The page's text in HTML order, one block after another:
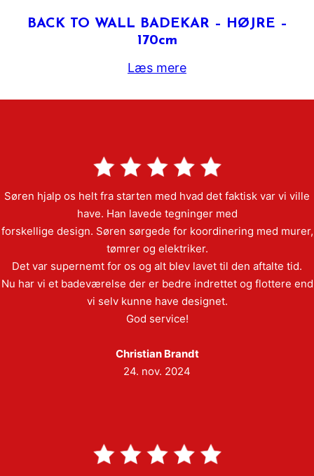
BACK TO WALL BADEKAR – HØJRE –
170cm
Læs mere
Søren hjalp os helt fra starten med hvad det faktisk var vi ville
have. Han lavede tegninger med
forskellige design. Søren sørgede for koordinering med murer,
tømrer og elektriker.
Det var supernemt for os og alt blev lavet til den aftalte tid.
Nu har vi et badeværelse der er bedre indrettet og flottere end
vi selv kunne have designet.
God service!
Christian Brandt
24. nov. 2024